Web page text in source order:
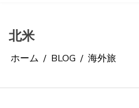
北米
ホーム BLOG 海外旅